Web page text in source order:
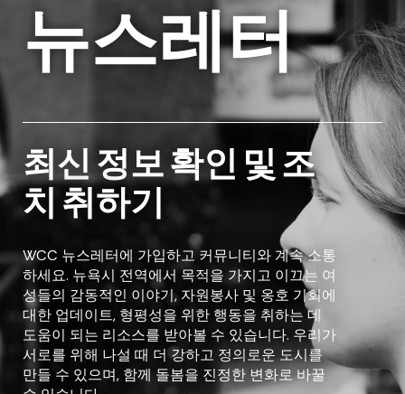
뉴스레터
최신 정보 확인 및 조
치 취하기
WCC 뉴스레터에 가입하고 커뮤니티와 계속 소통
하세요. 뉴욕시 전역에서 목적을 가지고 이끄는 여
성들의 감동적인 이야기, 자원봉사 및 옹호 기회에
대한 업데이트, 형평성을 위한 행동을 취하는 데
도움이 되는 리소스를 받아볼 수 있습니다. 우리가
서로를 위해 나설 때 더 강하고 정의로운 도시를
만들 수 있으며, 함께 돌봄을 진정한 변화로 바꿀